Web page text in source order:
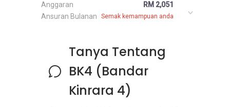
Anggaran
Ansuran Bulanan
RM 2,051
Semak kemampuan anda
Tanya Tentang
BK4 (Bandar
Kinrara 4)